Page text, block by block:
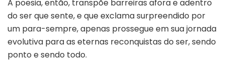
A poesia, então, transpõe barreiras afora e adentro
do ser que sente, e que exclama surpreendido por
um para-sempre, apenas prossegue em sua jornada
evolutiva para as eternas reconquistas do ser, sendo
ponto e sendo todo.